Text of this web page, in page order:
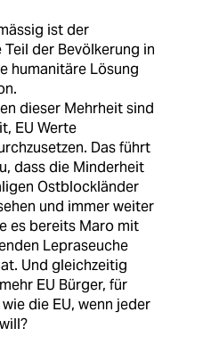
ist der
der Bevölkerung in
humanitäre Lösung
dieser Mehrheit sind
EU Werte
Das führt
dass die Minderheit
Ostblockländer
und immer weiter
es bereits Maro mit
Lepraseuche
Und gleichzeitig
EU Bürger, für
die EU, wenn jeder